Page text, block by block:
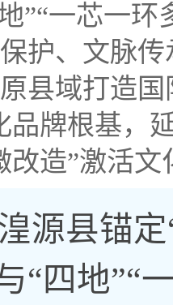
”“一芯一
护、文脉
县域打造
品牌根基，
改造”激活
源县锚定
“四地”“